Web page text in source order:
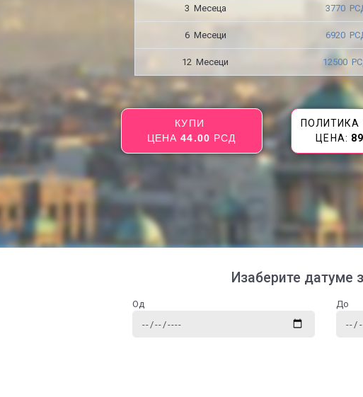
3 Месецa 3770
6 Месеци 6920
12 Месеци 12500
КУПИ
ЦЕНА44.00 РСД
ПОЛИТИКА
ЦЕНА:
Изаберите датуме
Од До